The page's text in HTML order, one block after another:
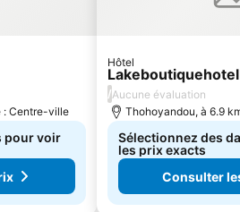
: Centre-ville
pour voir
Hôtel
/Aucune évaluation
Thohoyandou, à 6.9
Sélectionnez des
les prix exacts
Consulter